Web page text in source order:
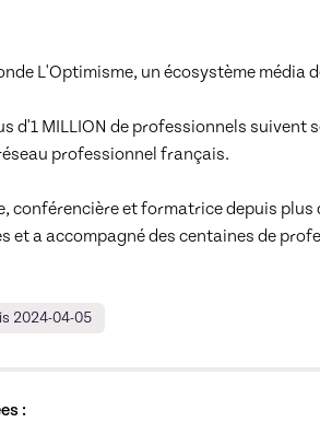
une mission quand l'agenda est plein et
00:09
L'Optimisme, un écosystème média
d'1 MILLION de professionnels suivent
professionnel français.
conférencière et formatrice depuis
et a accompagné des centaines de
2024-04-05
: